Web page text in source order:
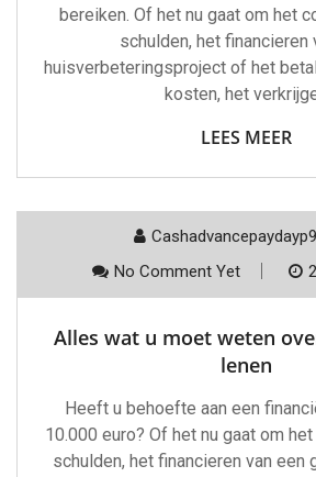
bereiken. Of het nu gaat om het
schulden, het financieren
huisverbeteringsproject of het
kosten, het
LEES MEER
No Comment Yet
Alles wat u moet weten
lenen
Heeft u behoefte aan een
10.000 euro? Of het nu gaat om
schulden, het financieren van een